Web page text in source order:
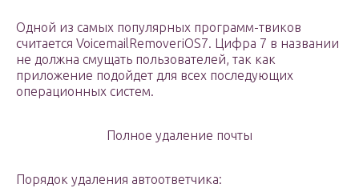
Одной из самых популярных программ-твиков
считается VoicemailRemoveriOS7. Цифра 7 в названии
не должна смущать пользователей, так как
приложение подойдет для всех последующих
операционных систем.
Полное удаление почты
Порядок удаления автоответчика: